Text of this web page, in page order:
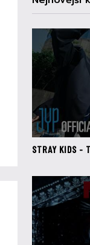
STRAY KIDS -